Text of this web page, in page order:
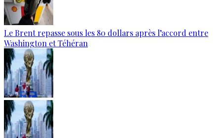
Le Brent repasse sous les 80 dollars après l’accord entre
Washington et Téhéran